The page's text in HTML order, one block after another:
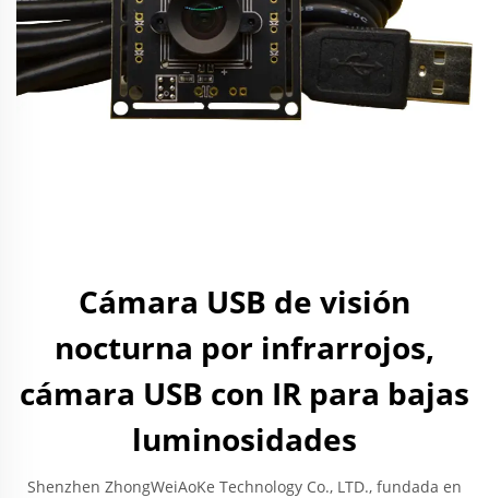
Cámara USB de visión
nocturna por infrarrojos,
cámara USB con IR para bajas
luminosidades
Shenzhen ZhongWeiAoKe Technology Co., LTD., fundada en